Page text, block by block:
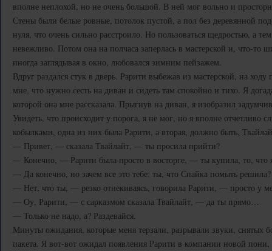
вполне неплохой, но не очень большой. В ней мог вольно и
Стены были белые ровные, потолок пустой, а пол без деревянной
нуля, что очень сильно расстроило. Но пользоваться щедростью, а
невежливо. Потом она на полчаса заперлась в мастерской и, что-то
иногда заглядывая в окно, любовался зимним пейзажем.
Вдруг раздался стук в дверь. Рарити выбежав из мастерской, на
мне, что нужно сесть на диван и сидеть там спокойно и тихо. Я
которой она мне рассказала. Прыгнув на диван, я изобразил
Увидеть, что происходит у порога, я не мог, но я вполне отчетливо
кобылками, одна из них была Рарити, а вторая, должно быть,
— Привет, — сказала Твайлайт, — ты просила прийти?
— Конечно, — Рарити была просто в восторге, — ты купила, то, что
— Да конечно, но зачем все это тебе: ты, что Спайка помыть решила?
— Нет, что ты, — резко отнекиваясь, говорила Рарити, — просто у
— Оу, Рарити, — с сарказмом сказала Твайлайт, — да ты прямо…
— Только не надо, а? Раздевайся.
Минуты ожидания, которые меня терзали, разрывали звуки, снятых
пакета. Я вот-вот ожидал появления Рарити в компании новой пони,